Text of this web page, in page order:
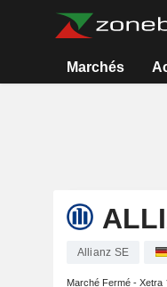
Marchés
Allianz SE
Marché Fermé - Xetra